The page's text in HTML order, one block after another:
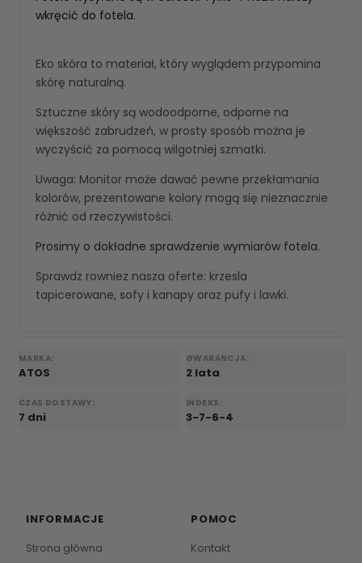
wkręcić do fotela.
Eko skóra to materiał, który wyglądem przypomina
skórę naturalną.
Sztuczne skóry są wodoodporne, odporne na
większość zabrudzeń, w prosty sposób można je
wyczyścić za pomocą wilgotniej szmatki.
Uwaga: Monitor może dawać pewne przekłamania
kolorów, prezentowane kolory mogą się nieznacznie
różnić od rzeczywistości.
Prosimy o dokładne sprawdzenie wymiarów fotela.
Sprawdz rowniez nasza oferte: krzesla
tapicerowane, sofy i kanapy oraz pufy i lawki.
MARKA:
ATOS
GWARANCJA:
2 lata
CZAS DOSTAWY:
7 dni
INDEKS:
3-7-6-4
INFORMACJE
Strona główna
POMOC
Kontakt